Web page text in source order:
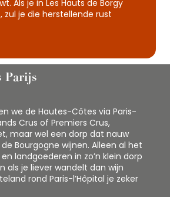
Als je in Les Hauts de Borgy
zul je die herstellende rust
Parijs
we de Hautes-Côtes via Paris-
Crus of Premiers Crus,
maar wel een dorp dat nauw
Bourgogne wijnen. Alleen al het
landgoederen in zo’n klein dorp
als je liever wandelt dan wijn
rond Paris-l’Hôpital je zeker